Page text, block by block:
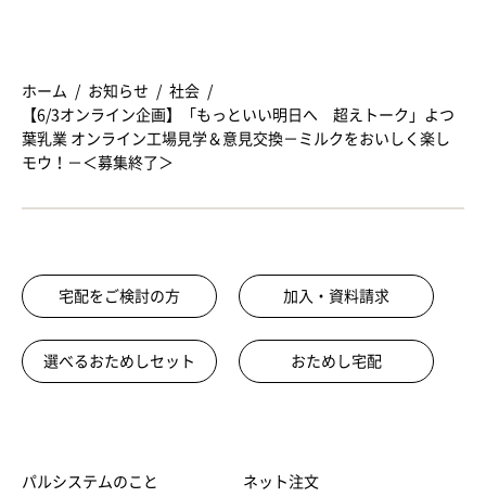
ホーム お知らせ
社会
【6/3オンライン企画】「もっといい明日へ 超えトーク」よつ
葉乳業 オンライン工場見学＆意見交換－ミルクをおいしく楽し
モウ！－＜募集終了＞
宅配をご検討の方 加入・資料請求
選べるおためしセット おためし宅配
パルシステムのこと ネット注文